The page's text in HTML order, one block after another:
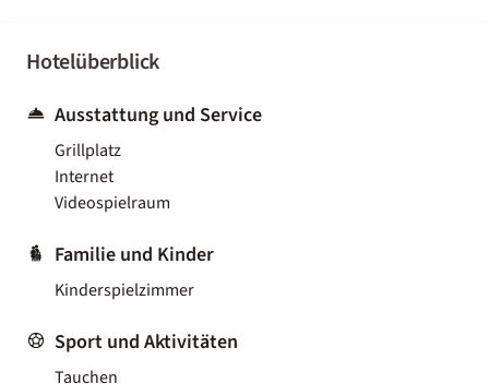
Hotelüberblick
Ausstattung und Service
Grillplatz
Internet
Videospielraum
Familie und Kinder
Kinderspielzimmer
Sport und Aktivitäten
Tauchen